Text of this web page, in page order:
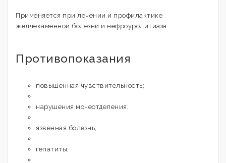
Применяется при лечении и профилактике
желчекаменной болезни и нефроуролитиаза.
Противопоказания
повышенная чувствительность;
нарушения мочеотделения;
язвенная болезнь;
гепатиты;